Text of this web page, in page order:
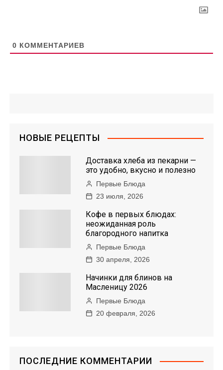
0 КОММЕНТАРИЕВ
НОВЫЕ РЕЦЕПТЫ
Доставка хлеба из пекарни —
это удобно, вкусно и полезно
Первые Блюда
23 июля, 2026
Кофе в первых блюдах:
неожиданная роль
благородного напитка
Первые Блюда
30 апреля, 2026
Начинки для блинов на
Масленицу 2026
Первые Блюда
20 февраля, 2026
ПОСЛЕДНИЕ КОММЕНТАРИИ